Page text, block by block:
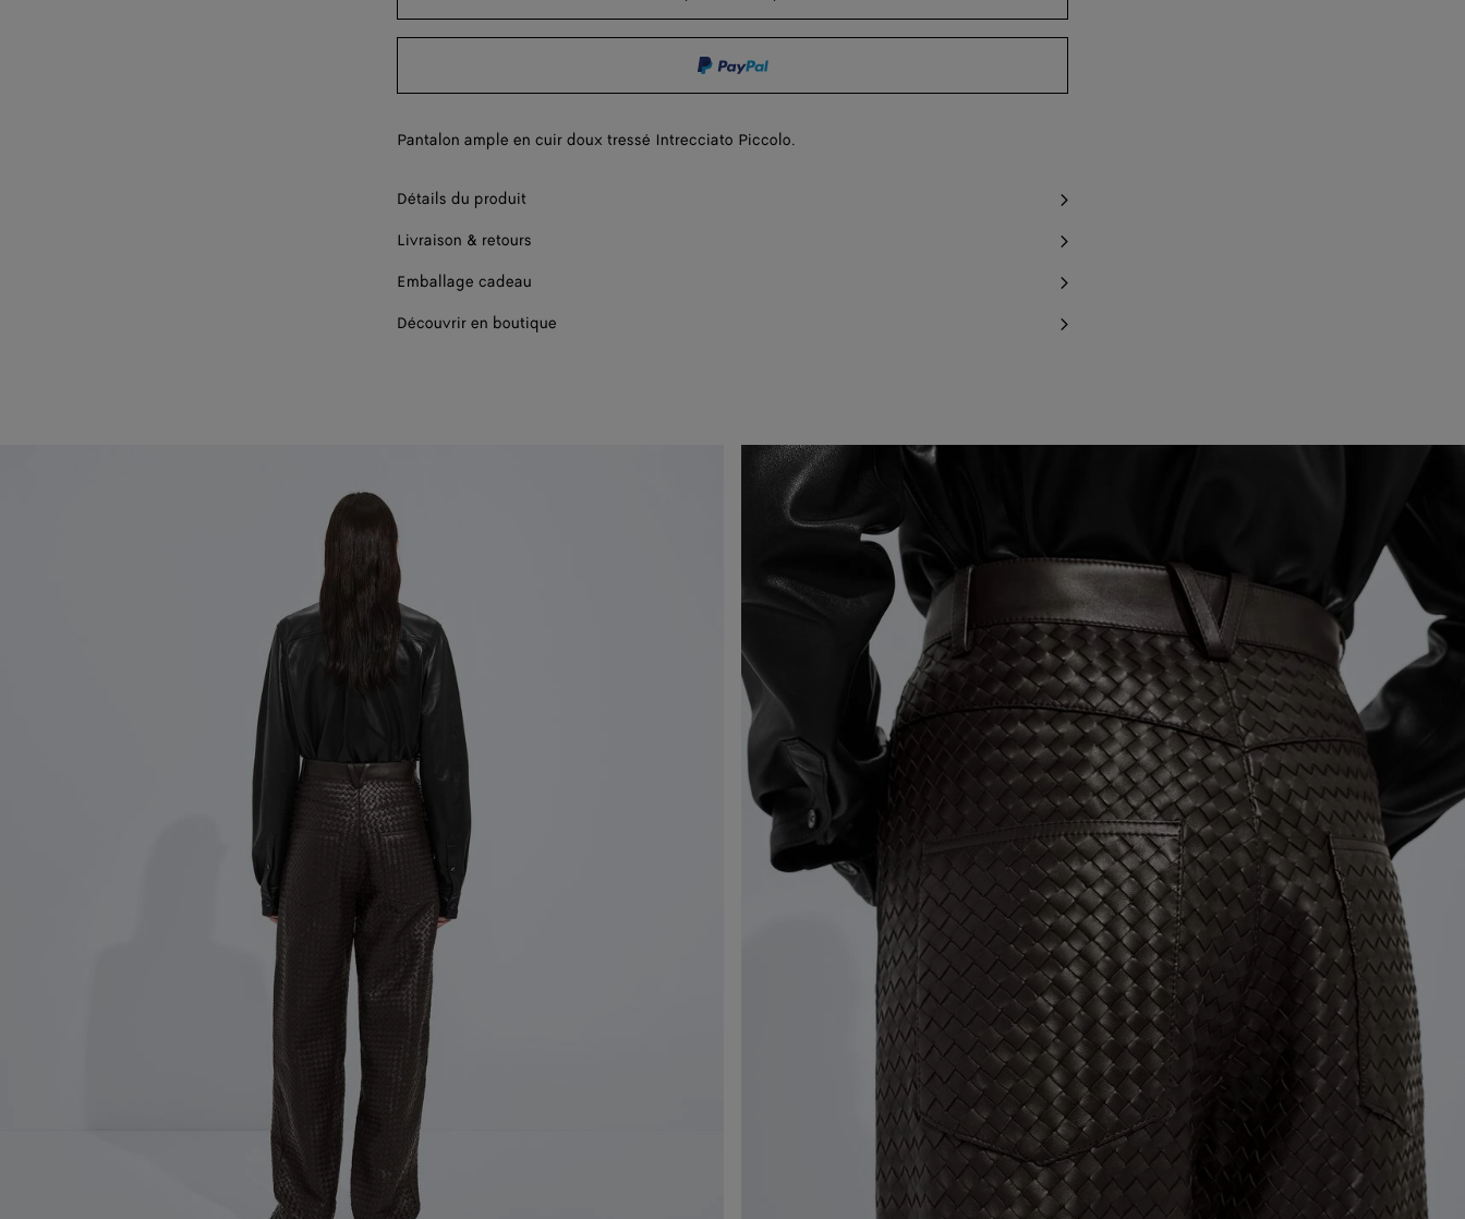
Pantalon ample en cuir doux tressé Intrecciato Piccolo.
Détails du produit
Livraison & retours
Emballage cadeau
Découvrir en boutique